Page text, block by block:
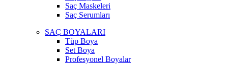
Saç Maskeleri
Saç Serumları
SAÇ BOYALARI
Tüp Boya
Set Boya
Profesyonel Boyalar